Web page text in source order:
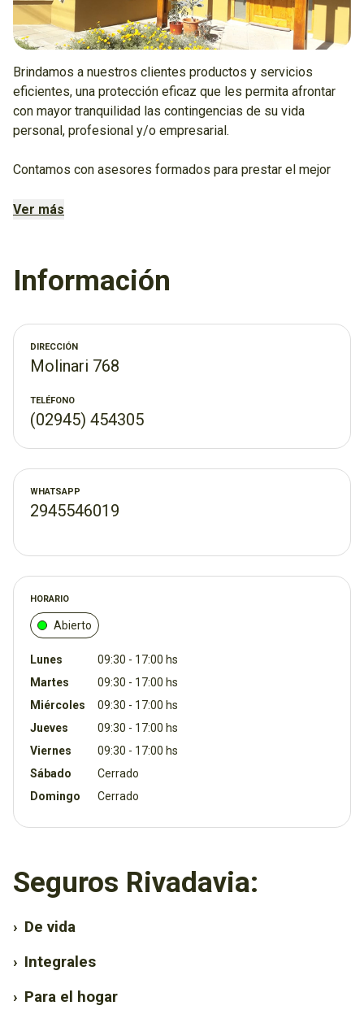
Brindamos a nuestros clientes productos y servicios
eficientes, una protección eficaz que les permita afrontar
con mayor tranquilidad las contingencias de su vida
personal, profesional y/o empresarial.
Contamos con asesores formados para prestar el mejor
asegurados y, sobre todo, otorgar las garantías de
Para tu mayor comodidad estamos fuera de la zona
céntrica y no pagás estacionamiento!
Ver más
Información
DIRECCIÓN
Molinari 768
TELÉFONO
(02945) 454305
WHATSAPP
2945546019
HORARIO
Abierto
Lunes
09:30 - 17:00 hs
Martes
09:30 - 17:00 hs
Miércoles
09:30 - 17:00 hs
Jueves
09:30 - 17:00 hs
Viernes
09:30 - 17:00 hs
Sábado
Cerrado
Domingo
Cerrado
Seguros Rivadavia:
› De vida
› Integrales
› Para el hogar